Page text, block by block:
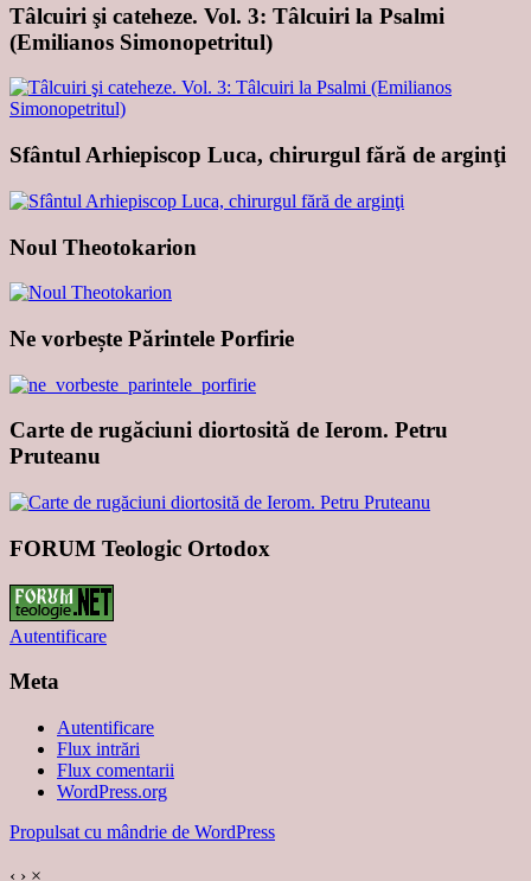
Tâlcuiri şi cateheze. Vol. 3: Tâlcuiri la Psalmi
(Emilianos Simonopetritul)
Sfântul Arhiepiscop Luca, chirurgul fără de arginţi
Noul Theotokarion
Ne vorbește Părintele Porfirie
Carte de rugăciuni diortosită de Ierom. Petru
Pruteanu
FORUM Teologic Ortodox
Autentificare
Meta
Autentificare
Flux intrări
Flux comentarii
WordPress.org
Propulsat cu mândrie de WordPress
‹ › ×